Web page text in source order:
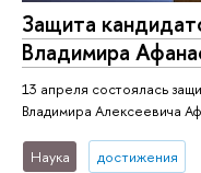
Защита
Владимира
13 апреля состоялась
Владимира Алексеевича
Наука
достижения